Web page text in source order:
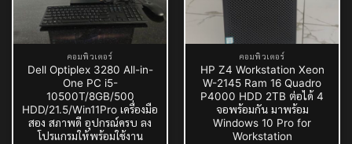
คอมพิวเตอร์
Dell Optiplex 3280 All-in-
One PC i5-
10500T/8GB/500
HDD/21.5/Win11Pro เครื่องมือ
สอง สภาพดี อุปกรณ์ครบ ลง
โปรแกรมให้พร้อมใช้งาน
คอมพิวเตอร์
HP Z4 Workstation Xeon
W-2145 Ram 16 Quadro
P4000 HDD 2TB ต่อได้ 4
จอพร้อมกัน มาพร้อม
Windows 10 Pro for
Workstation